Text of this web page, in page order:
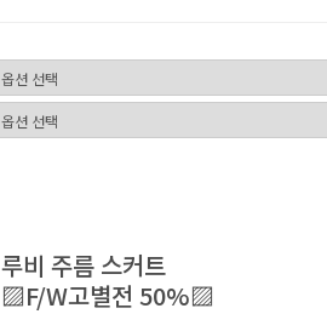
루비 주름 스커트
▨F/W고별전 50%▨